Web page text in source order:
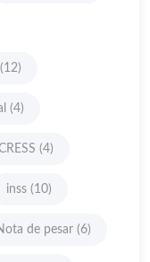
(12)
(4)
(4)
inss (10)
de pesar (6)